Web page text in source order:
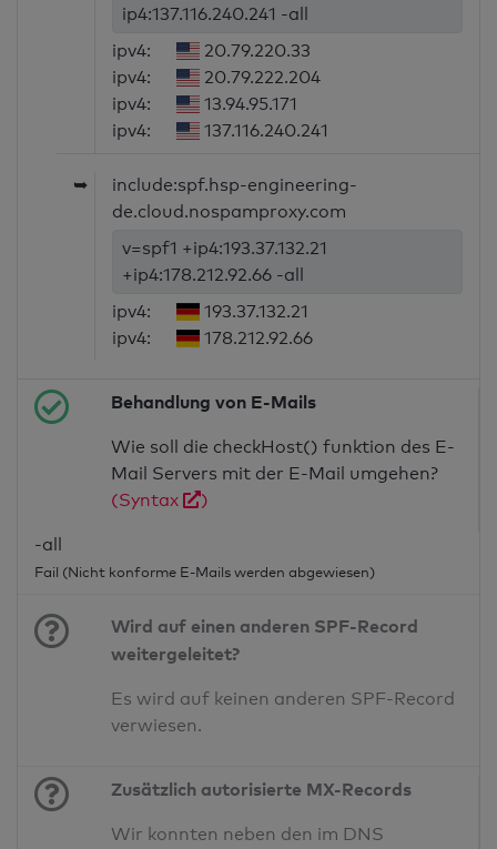
ip4:137.116.240.241 -all
ipv4:
20.79.220.33
ipv4:
20.79.222.204
ipv4:
13.94.95.171
ipv4:
137.116.240.241
➥
include:spf.hsp-engineering-
de.cloud.nospamproxy.com
v=spf1 +ip4:193.37.132.21
+ip4:178.212.92.66 -all
ipv4:
193.37.132.21
ipv4:
178.212.92.66
Behandlung von E-Mails
Wie soll die checkHost() funktion des E-
Mail Servers mit der E-Mail umgehen?
(Syntax
)
-all
Fail (Nicht konforme E-Mails werden abgewiesen)
Wird auf einen anderen SPF-Record
weitergeleitet?
Es wird auf keinen anderen SPF-Record
verwiesen.
Zusätzlich autorisierte MX-Records
Wir konnten neben den im DNS